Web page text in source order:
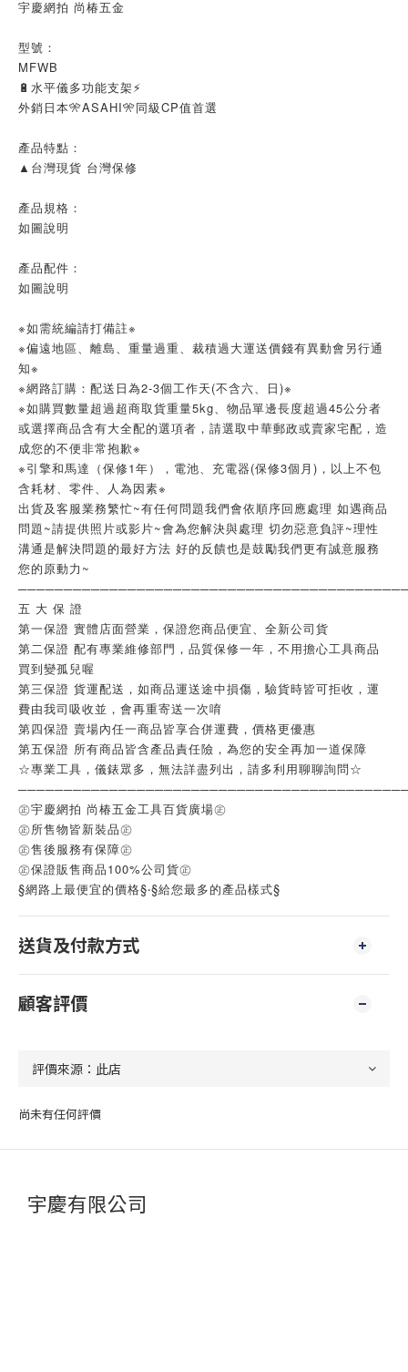
宇慶網拍 尚椿五金
型號：
MFWB
🔋水平儀多功能支架⚡
外銷日本🎌ASAHI🎌同級CP值首選
產品特點：
▲台灣現貨 台灣保修
產品規格：
如圖說明
產品配件：
如圖說明
※如需統編請打備註※
※偏遠地區、離島、重量過重、裁積過大運送價錢有異動會另行通
知※
※網路訂購：配送日為2-3個工作天(不含六、日)※
※如購買數量超過超商取貨重量5kg、物品單邊長度超過45公分者
或選擇商品含有大全配的選項者，請選取中華郵政或賣家宅配，造
成您的不便非常抱歉※
※引擎和馬達（保修1年），電池、充電器(保修3個月)，以上不包
含耗材、零件、人為因素※
出貨及客服業務繁忙~有任何問題我們會依順序回應處理 如遇商品
問題~請提供照片或影片~會為您解決與處理 切勿惡意負評~理性
溝通是解決問題的最好方法 好的反饋也是鼓勵我們更有誠意服務
您的原動力~
五 大 保 證
第一保證 實體店面營業，保證您商品便宜、全新公司貨
第二保證 配有專業維修部門，品質保修一年，不用擔心工具商品
買到變孤兒喔
第三保證 貨運配送，如商品運送途中損傷，驗貨時皆可拒收，運
費由我司吸收並，會再重寄送一次唷
第四保證 賣場內任一商品皆享合併運費，價格更優惠
第五保證 所有商品皆含產品責任險，為您的安全再加一道保障
☆專業工具，儀錶眾多，無法詳盡列出，請多利用聊聊詢問☆
㊣宇慶網拍 尚椿五金工具百貨廣場㊣
㊣所售物皆新裝品㊣
㊣售後服務有保障㊣
㊣保證販售商品100%公司貨㊣
§網路上最便宜的價格§‧§給您最多的產品樣式§
送貨及付款方式
顧客評價
尚未有任何評價
宇慶有限公司